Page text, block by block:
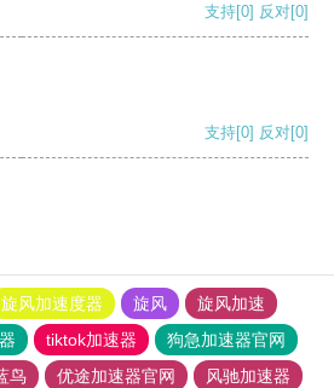
支持[0] 反对[0]
支持[0] 反对[0]
旋风加速度器 旋风
旋风加速
tiktok加速器
狗急加速器官网
鸟 优途加速器官网
风驰加速器